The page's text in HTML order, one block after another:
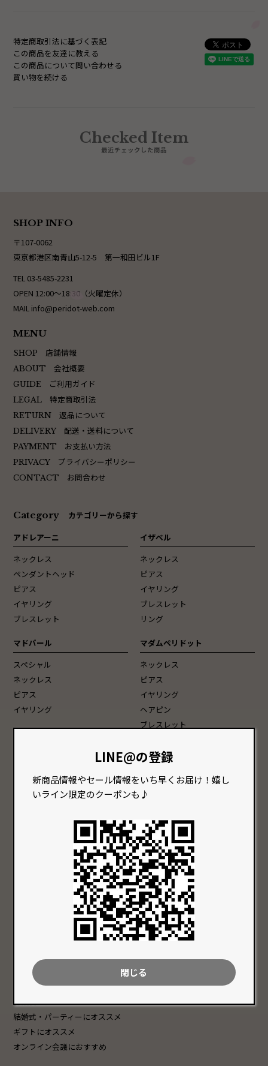
LINE@の登録
新商品情報やセール情報をいち早くお届け！嬉し
いライン限定のクーポンも♪
閉じる
特定商取引法に基づく表記
この商品を友達に教える
この商品について問い合わせる
買い物を続ける
Checked Item
最近チェックした商品
SHOP INFO
〒107-0062
東京都港区南青山5-12-5 第一和田ビル1F
TEL 03-5485-2231
OPEN 12:00〜18:30（火曜定休）
MAIL info@peridot-web.com
MENU
SHOP 店舗情報
ABOUT 会社概要
GUIDE ご利用ガイド
LEGAL 特定商取引法
RETURN 返品について
DELIVERY 配送・送料について
PAYMENT お支払い方法
PRIVACY プライバシーポリシー
CONTACT お問合わせ
Category
カテゴリーから探す
アドレアーニ
ネックレス
ペンダントヘッド
ピアス
イヤリング
ブレスレット
イザベル
ネックレス
ピアス
イヤリング
ブレスレット
リング
マドパール
スペシャル
ネックレス
ピアス
イヤリング
マダムペリドット
ネックレス
ピアス
イヤリング
ヘアピン
ブレスレット
ピアス
スペシャル
特徴から探す
価格で選ぶ
〜 10,000円 以内
10,001円 〜 20,000円以内
20,001円 〜 30,000円以内
30,001円 以上
シーンで選ぶ
普段使いにオススメ
結婚式・パーティーにオススメ
ギフトにオススメ
オンライン会議におすすめ